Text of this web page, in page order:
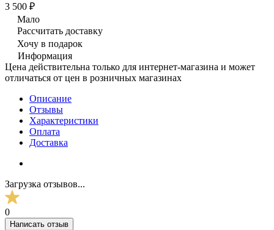
3 500 ₽
Мало
Рассчитать доставку
Хочу в подарок
Информация
Цена действительна только для интернет-магазина и может
отличаться от цен в розничных магазинах
Описание
Отзывы
Характеристики
Оплата
Доставка
Загрузка отзывов...
0
Написать отзыв